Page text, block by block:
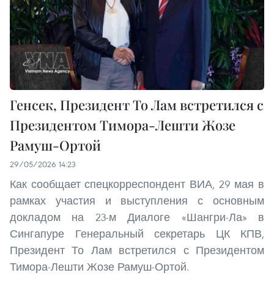
Генсек, Президент То Лам встретился с
Президентом Тимора-Лешти Жозе
Рамуш-Ортой
29/05/2026 14:23
Как сообщает спецкорреспондент ВИА, 29 мая в
рамках участия и выступления с основным
докладом на 23-м Диалоге «Шангри-Ла» в
Сингапуре Генеральный секретарь ЦК КПВ,
Президент То Лам встретился с Президентом
Тимора-Лешти Жозе Рамуш-Ортой.